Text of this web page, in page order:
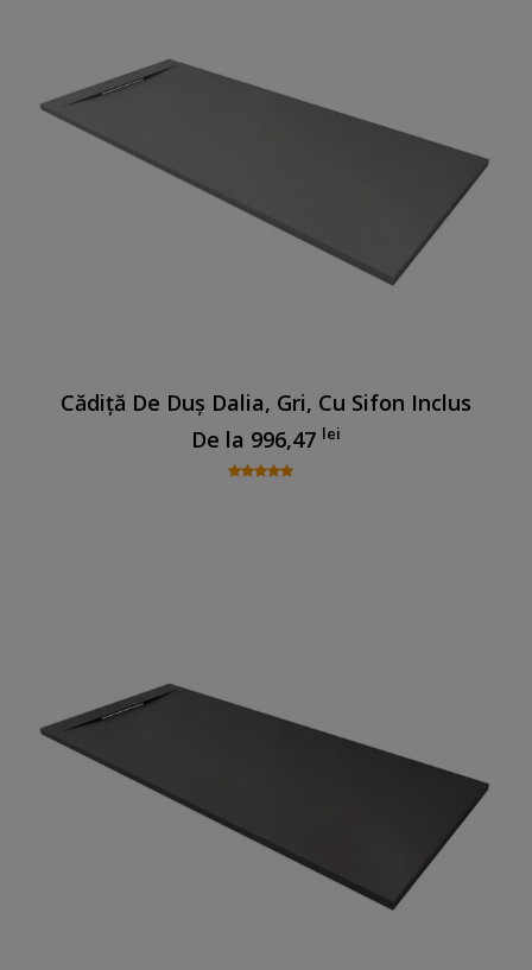
Cădiță De Duș Dalia, Gri, Cu Sifon Inclus
De la 996,47 lei